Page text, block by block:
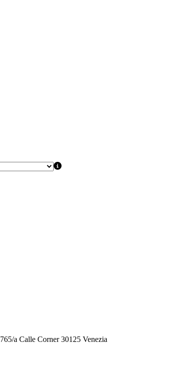
a Calle Corner 30125 Venezia